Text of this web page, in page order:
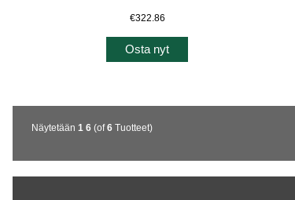
€322.86
Osta nyt
Näytetään 1 6(of6Tuotteet)